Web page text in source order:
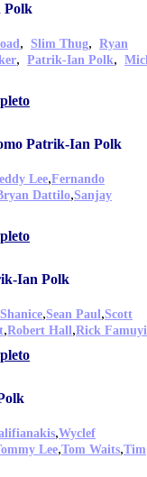
Polk
, Slim Thug, Ryan
, Patrik-Ian Polk,
Patrik-Ian Polk
Lee,Fernando
Dattilo,Sanjay
Ian Polk
Shanice,Sean Paul,Scott
,Robert Hall,Rick
,Wyclef
Lee,Tom Waits,Tim